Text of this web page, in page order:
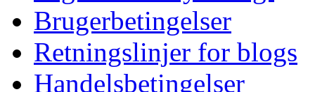
Brugerbetingelser
Retningslinjer for blogs
Handelsbetingelser